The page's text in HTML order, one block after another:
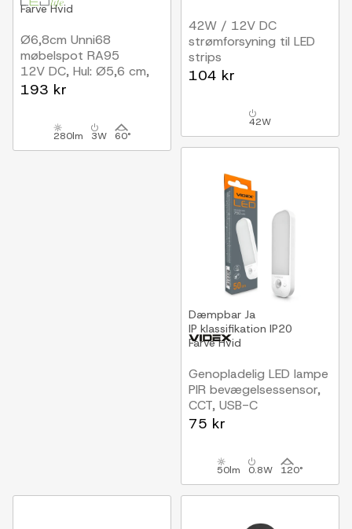
FarveHvid
Ø6,8cm Unni68
møbelspot RA95
12V DC, Hul: Ø5,6 cm,
Mål: Ø6,8 cm, Mat hvid
193 kr
280lm 3W 60°
42W / 12V DC
strømforsyning til LED
strips
3,5A, IP44 vådrum
104 kr
42W
Dæmpbar Ja
IP klassifikation IP20
FarveHvid
Genopladelig LED lampe
PIR bevægelsessensor,
CCT, USB-C
75 kr
50lm 0.8W 120°